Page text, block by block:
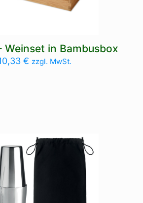
Weinset in Bambusbox
€ zzgl. MwSt.